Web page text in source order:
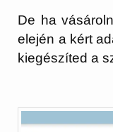
De ha
elején a kért
kiegészíted a